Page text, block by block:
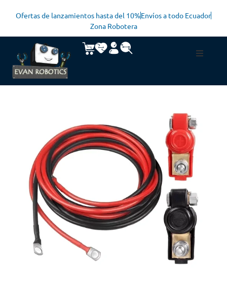
Ofertas de lanzamientos hasta del 10%Envíos a todo Ecuador
Zona Robotera